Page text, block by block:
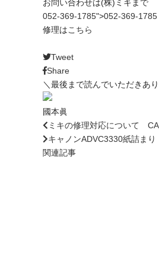
お問い合わせは(株)ミキまで
052-369-1785">052-369-1785
修理はこちら
Tweet
Share
＼最後まで読んでいただきあ
國本眞
ミキの修理対応について
キャノンADVC3330紙詰まり
関連記事